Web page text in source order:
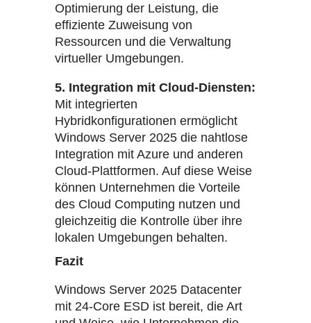
Optimierung der Leistung, die
effiziente Zuweisung von
Ressourcen und die Verwaltung
virtueller Umgebungen.
5. Integration mit Cloud-Diensten:
Mit integrierten
Hybridkonfigurationen ermöglicht
Windows Server 2025 die nahtlose
Integration mit Azure und anderen
Cloud-Plattformen. Auf diese Weise
können Unternehmen die Vorteile
des Cloud Computing nutzen und
gleichzeitig die Kontrolle über ihre
lokalen Umgebungen behalten.
Fazit
Windows Server 2025 Datacenter
mit 24-Core ESD ist bereit, die Art